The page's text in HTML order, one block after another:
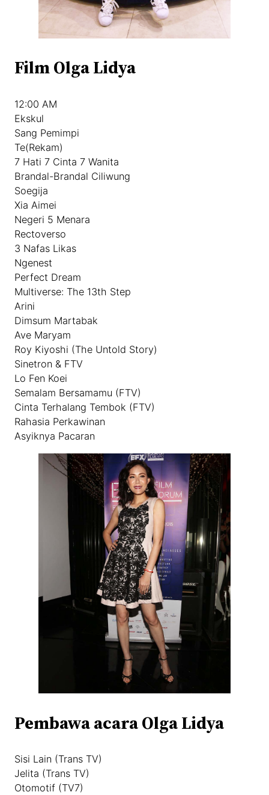
Film Olga Lidya
12:00 AM
Ekskul
Sang Pemimpi
Te(Rekam)
7 Hati 7 Cinta 7 Wanita
Brandal-Brandal Ciliwung
Soegija
Xia Aimei
Negeri 5 Menara
Rectoverso
3 Nafas Likas
Ngenest
Perfect Dream
Multiverse: The 13th Step
Arini
Dimsum Martabak
Ave Maryam
Roy Kiyoshi (The Untold Story)
Sinetron & FTV
Lo Fen Koei
Semalam Bersamamu (FTV)
Cinta Terhalang Tembok (FTV)
Rahasia Perkawinan
Asyiknya Pacaran
Pembawa acara Olga Lidya
Sisi Lain (Trans TV)
Jelita (Trans TV)
Otomotif (TV7)